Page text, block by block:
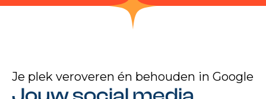
Je plek veroveren én behouden in Google